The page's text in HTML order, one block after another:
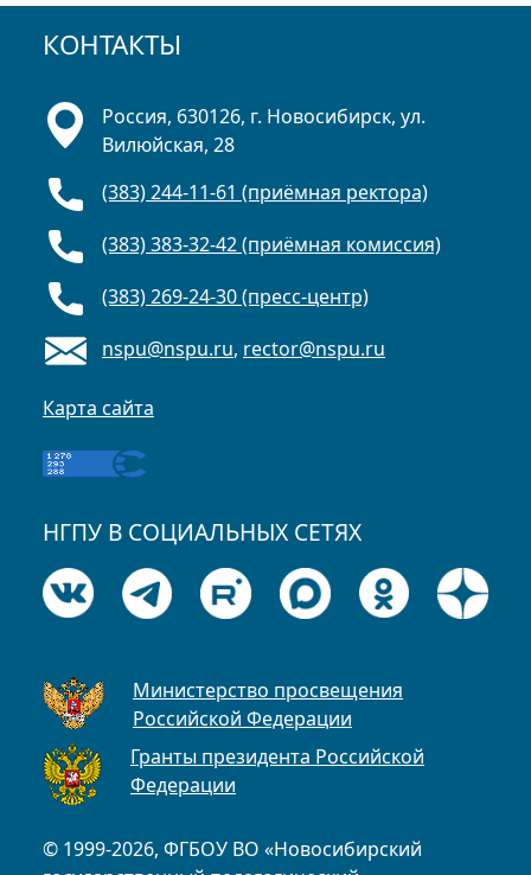
КОНТАКТЫ
© 1999-2026, ФГБОУ ВО «Новосибирский
Россия, 630126, г. Новосибирск, ул.
Вилюйская, 28
(383) 244-11-61 (приёмная ректора)
(383) 383-32-42 (приёмная комиссия)
(383) 269-24-30 (пресс-центр)
nspu@nspu.ru, rector@nspu.ru
Карта сайта
НГПУ В СОЦИАЛЬНЫХ СЕТЯХ
Министерство просвещения
Российской Федерации
Гранты президента Российской
Федерации